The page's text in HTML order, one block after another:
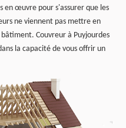
en œuvre pour s'assurer que les
ne viennent pas mettre en
Couvreur à Puyjourdes
la capacité de vous offrir un